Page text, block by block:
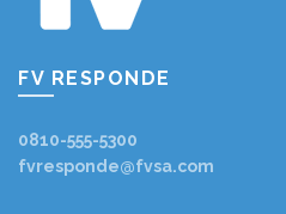
FV RESPONDE
0810-555-5300
fvresponde@fvsa.com